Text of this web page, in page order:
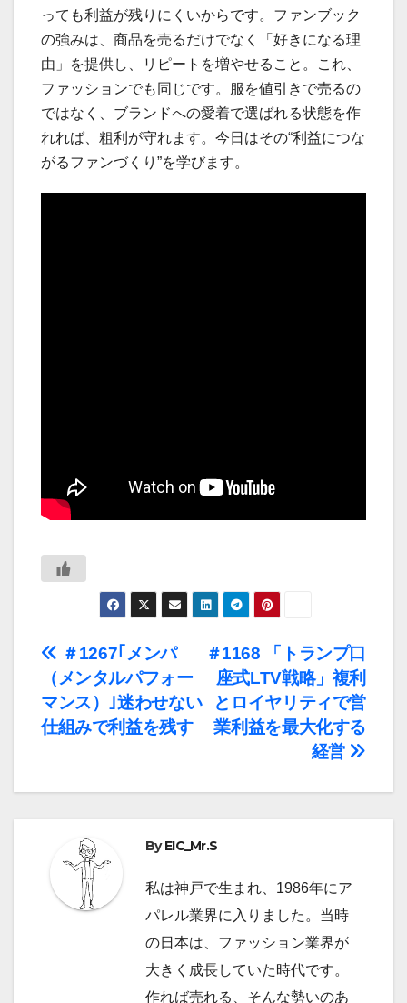
っても利益が残りにくいからです。ファンブック
の強みは、商品を売るだけでなく「好きになる理
由」を提供し、リピートを増やせること。これ、
ファッションでも同じです。服を値引きで売るの
ではなく、ブランドへの愛着で選ばれる状態を作
れれば、粗利が守れます。今日はその“利益につな
がるファンづくり”を学びます。
投
稿
ナ
シ
＃1168 「トランプ口
座式LTV戦略」複利
とロイヤリティで営
業利益を最大化する
経営
＃1267｢メンパ
（メンタルパフォー
マンス）｣迷わせない
仕組みで利益を残す
ByEIC_Mr.S
私は神戸で生まれ、1986年にア
パレル業界に入りました。当時
の日本は、ファッション業界が
大きく成長していた時代です。
作れば売れる、そんな勢いのあ